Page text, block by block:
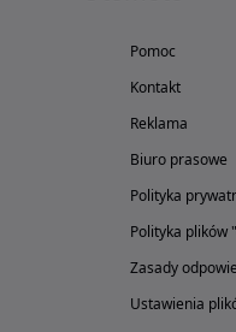
Pomoc
Kontakt
Reklama
Biuro prasowe
Polityka
Polityka plików
Zasady
Ustawienia